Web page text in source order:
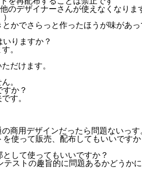
のデザイナーさんが使えなくなり
かでさらっと作ったほうが味があっ
りますか？
。
だけます。
。
か？
す。
商用デザインだったら問題ないっ
使って販売、配布してもいいですか
して使ってもいいですか？
ストの趣旨的に問題あるかどうか